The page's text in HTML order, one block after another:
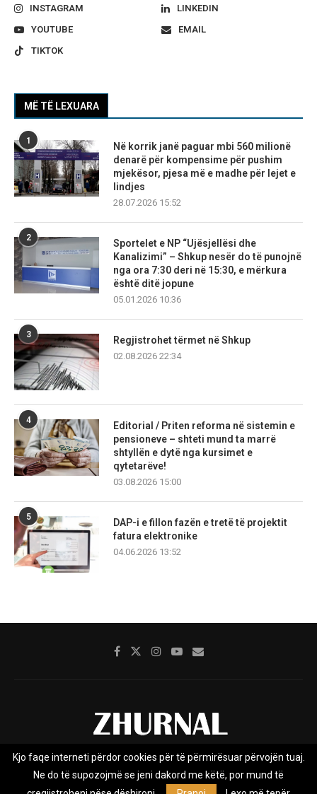
INSTAGRAM
LINKEDIN
YOUTUBE
EMAIL
TIKTOK
MË TË LEXUARA
1
Në korrik janë paguar mbi 560 milionë
denarë për kompensime për pushim
mjekësor, pjesa më e madhe për lejet e
lindjes
28.07.2026 15:52
2
Sportelet e NP “Ujësjellësi dhe
Kanalizimi” – Shkup nesër do të punojnë
nga ora 7:30 deri në 15:30, e mërkura
është ditë jopune
05.01.2026 10:36
3
Regjistrohet tërmet në Shkup
02.08.2026 22:34
4
Editorial / Priten reforma në sistemin e
pensioneve – shteti mund ta marrë
shtyllën e dytë nga kursimet e
qytetarëve!
03.08.2026 15:00
5
DAP-i e fillon fazën e tretë të projektit
fatura elektronike
04.06.2026 13:52
Rreth nesh Impresumi Marketing
Privacy Policy
Kjo faqe interneti përdor cookies për të përmirësuar përvojën tuaj.
Ne do të supozojmë se jeni dakord me këtë, por mund të